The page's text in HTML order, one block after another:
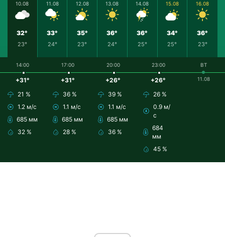
10.08
32°
23°
11.08
33°
24°
12.08
35°
23°
13.08
36°
24°
14.08
36°
25°
15.08
34°
25°
16.08
36°
23°
14:00
+31°
21 %
1.2 м/с
685 мм
32 %
17:00
+31°
36 %
1.1 м/с
685 мм
28 %
20:00
+26°
39 %
1.1 м/с
685 мм
36 %
23:00
+26°
26 %
0.9 м/
с
684
мм
45 %
ВТ
11.08